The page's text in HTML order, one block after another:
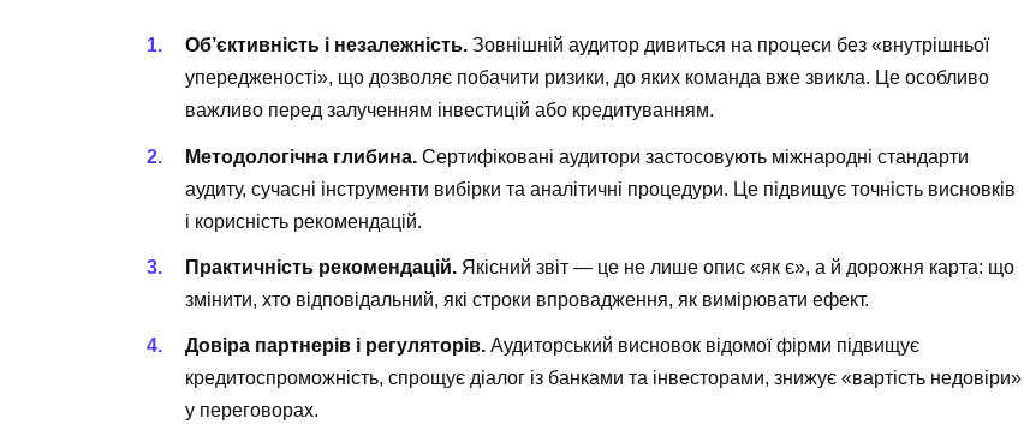
Об’єктивність і незалежність. Зовнішній аудитор дивиться на процеси без «внутрішньої
упередженості», що дозволяє побачити ризики, до яких команда вже звикла. Це особливо
важливо перед залученням інвестицій або кредитуванням.
Методологічна глибина. Сертифіковані аудитори застосовують міжнародні стандарти
аудиту, сучасні інструменти вибірки та аналітичні процедури. Це підвищує точність висновків
і корисність рекомендацій.
Практичність рекомендацій. Якісний звіт — це не лише опис «як є», а й дорожня карта: що
змінити, хто відповідальний, які строки впровадження, як вимірювати ефект.
Довіра партнерів і регуляторів. Аудиторський висновок відомої фірми підвищує
кредитоспроможність, спрощує діалог із банками та інвесторами, знижує «вартість недовіри»
у переговорах.